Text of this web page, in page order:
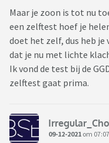
Maar je zoon is tot nu
een zelftest hoef je
doet het zelf, dus heb
dat je nu met lichte
Ik vond de test bij de
zelftest gaat prima.
09-12-2021 om 07:07